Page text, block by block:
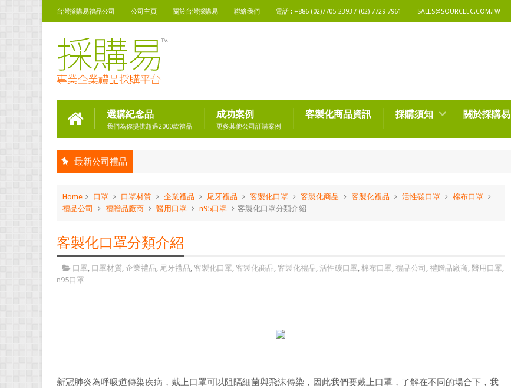
台灣採購易禮品公司 公司主頁 關於台灣採購易 聯絡我們 電話 : +886 (02)7705-2393 / (02) 7729 7961 SALES@SOURCEEC.COM.TW
選購紀念品
我們為你提供超過2000款禮品
成功案例
更多其他公司訂購案例
客製化商品資訊 採購須知 關於採購易
最新公司禮品
Home 口罩 口罩材質 企業禮品 尾牙禮品 客製化口罩 客製化商品 客製化禮品 活性碳口罩
棉布口罩
禮品公司
禮贈品廠商 醫用口罩 n95口罩 客製化口罩分類介紹
客製化口罩分類介紹
口罩, 口罩材質, 企業禮品, 尾牙禮品, 客製化口罩, 客製化商品, 客製化禮品, 活性碳口罩, 棉布口罩, 禮品公司 , 禮贈品廠商, 醫用口罩,
n95口罩
新冠肺炎為呼吸道傳染疾病，戴上口罩可以阻隔細菌與飛沫傳染，因此我們要戴上口罩，了解在不同的場合下，我